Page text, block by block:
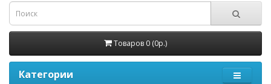
Товаров 0 (0р.)
Категории